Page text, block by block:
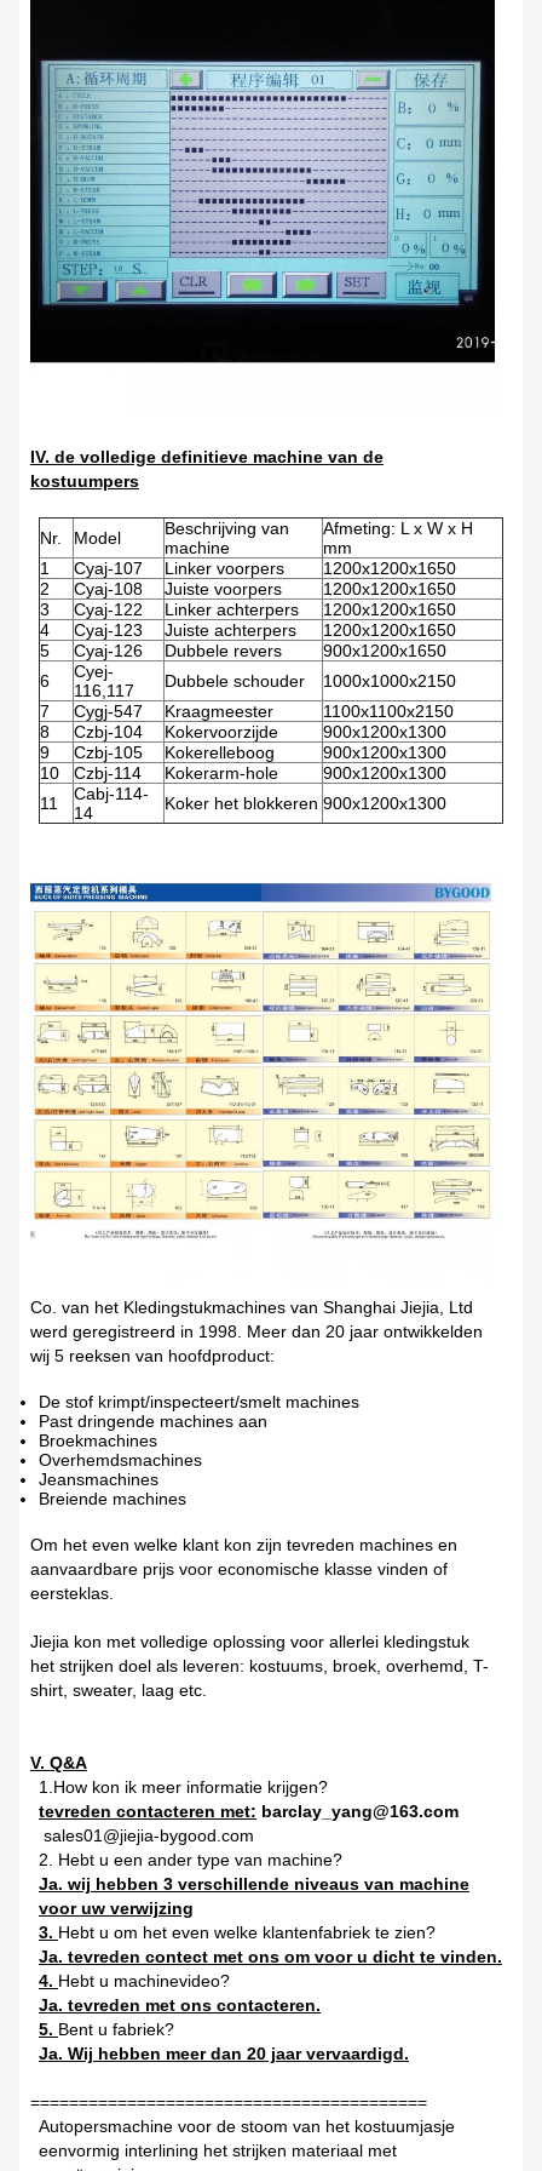
IV. de volledige definitieve machine van de
kostuumpers
Nr. Model
Beschrijving van
machine
Afmeting: L x W x H
mm
1
Cyaj-107 Linker voorpers
1200x1200x1650
2
Cyaj-108 Juiste voorpers
1200x1200x1650
3
Cyaj-122 Linker achterpers
1200x1200x1650
4
Cyaj-123 Juiste achterpers
1200x1200x1650
5
Cyaj-126 Dubbele revers
900x1200x1650
6
Cyej-
116,117
Dubbele schouder
1000x1000x2150
7
Cygj-547 Kraagmeester
1100x1100x2150
8
Czbj-104 Kokervoorzijde
900x1200x1300
9
Czbj-105 Kokerelleboog
900x1200x1300
10
Czbj-114 Kokerarm-hole
900x1200x1300
11
Cabj-114-
14
Koker het blokkeren 900x1200x1300
Co. van het Kledingstukmachines van Shanghai Jiejia, Ltd
werd geregistreerd in 1998. Meer dan 20 jaar ontwikkelden
wij 5 reeksen van hoofdproduct:
De stof krimpt/inspecteert/smelt machines
Past dringende machines aan
Broekmachines
Overhemdsmachines
Jeansmachines
Breiende machines
Om het even welke klant kon zijn tevreden machines en
aanvaardbare prijs voor economische klasse vinden of
eersteklas.
Jiejia kon met volledige oplossing voor allerlei kledingstuk
het strijken doel als leveren: kostuums, broek, overhemd, T-
shirt, sweater, laag etc.
V. Q&A
1.How kon ik meer informatie krijgen?
tevreden contacteren met: barclay_yang@163.com
sales01@jiejia-bygood.com
2. Hebt u een ander type van machine?
Ja. wij hebben 3 verschillende niveaus van machine
voor uw verwijzing
3. Hebt u om het even welke klantenfabriek te zien?
Ja. tevreden contect met ons om voor u dicht te vinden.
4. Hebt u machinevideo?
Ja. tevreden met ons contacteren.
5. Bent u fabriek?
Ja. Wij hebben meer dan 20 jaar vervaardigd.
=========================================
Autopersmachine voor de stoom van het kostuumjasje
eenvormig interlining het strijken materiaal met